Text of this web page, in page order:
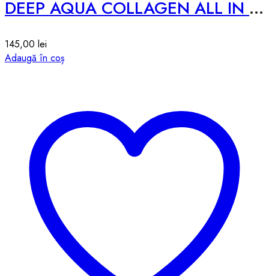
DEEP AQUA COLLAGEN ALL IN ONE AMPOULE 2X – 250ml
145,00 lei
Adaugă în coș